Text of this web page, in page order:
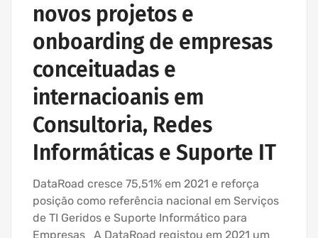
EMPRESA ASSISTÊNCIA INFORMÁTICA | SERVIÇOS
INFORMÁTICA
IT UNLIMITED - SERVIÇOS INFORMÁTICA
MANUTENÇÃO INFORMÁTICA EMPRESAS
novos projetos e
onboarding de empresas
conceituadas e
internacioanis em
Consultoria, Redes
Informáticas e Suporte IT
DataRoad cresce 75,51% em 2021 e reforça
posição como referência nacional em Serviços
de TI Geridos e Suporte Informático para
Empresas A DataRoad registou em 2021 um